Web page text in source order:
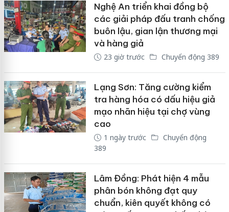
Nghệ An triển khai đồng bộ
các giải pháp đấu tranh chống
buôn lậu, gian lận thương mại
và hàng giả
23 giờ trước Chuyển động 389
Lạng Sơn: Tăng cường kiểm
tra hàng hóa có dấu hiệu giả
mạo nhãn hiệu tại chợ vùng
cao
1 ngày trước
Chuyển động
389
Lâm Đồng: Phát hiện 4 mẫu
phân bón không đạt quy
chuẩn, kiên quyết không có